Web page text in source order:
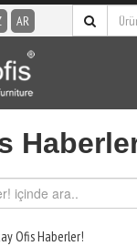
AR
Ofis Haberler!